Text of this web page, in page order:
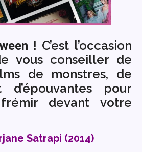
! C’est l’occasion
vous conseiller de
de monstres, de
pour
devant votre
Satrapi (2014)